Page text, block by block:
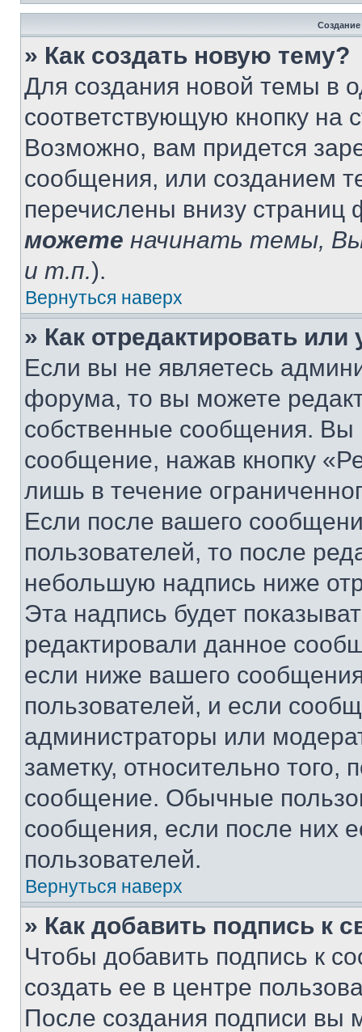
» Как создать новую тему?
Для создания новой темы в
соответствующую кнопку
Возможно, вам придется
сообщения, или созданием
перечислены внизу
можете начинать темы,
и т.п.).
Вернуться наверх
» Как отредактировать
Если вы не являетесь
форума, то вы можете
собственные сообщения. Вы
сообщение, нажав кнопку
лишь в течение
Если после вашего
пользователей, то после
небольшую надпись ниже
Эта надпись будет
редактировали данное
если ниже вашего
пользователей, и если
администраторы или
заметку, относительно
сообщение. Обычные
сообщения, если после них
пользователей.
Вернуться наверх
» Как добавить подпись к
Чтобы добавить подпись к
создать ее в центре
После создания подписи вы